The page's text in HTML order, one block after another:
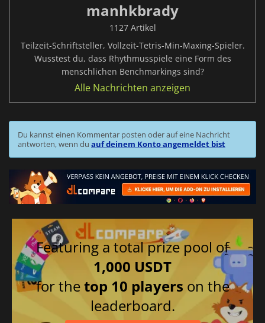
manhkbrady
1127 Artikel
Teilzeit-Schriftsteller, Vollzeit-Tetris-Min-Maxing-Spieler.
Wusstest du, dass Rhythmusspiele eine Form des
menschlichen Benchmarkings sind?
Alle Nachrichten anzeigen
Du kannst einen Kommentar posten oder auf eine Nachricht
antworten, wenn du auf deinem Konto angemeldet bist
Featuring a total prize pool of
1,000 USDT
for thetop 10 players on the
leaderboard.